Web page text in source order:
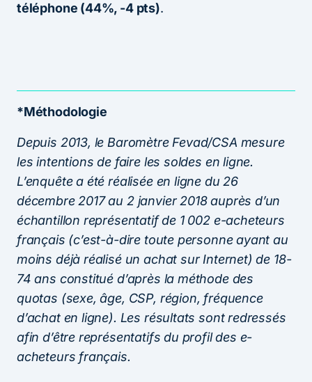
téléphone (44%, -4 pts).
*Méthodologie
Depuis 2013, le Baromètre Fevad/CSA mesure
les intentions de faire les soldes en ligne.
L’enquête a été réalisée en ligne du 26
décembre 2017 au 2 janvier 2018 auprès d’un
échantillon représentatif de 1 002 e-acheteurs
français (c’est-à-dire toute personne ayant au
moins déjà réalisé un achat sur Internet) de 18-
74 ans constitué d’après la méthode des
quotas (sexe, âge, CSP, région, fréquence
d’achat en ligne). Les résultats sont redressés
afin d’être représentatifs du profil des e-
acheteurs français.